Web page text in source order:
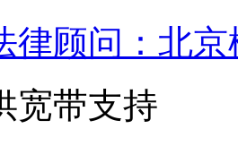
律顾问：北
宽带支持